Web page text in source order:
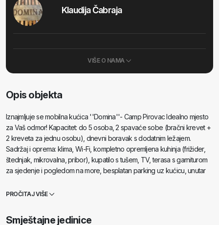
Klaudija Čabraja
VIŠE O NAMA
Opis objekta
Iznajmljuje se mobilna kućica ''Domina''- Camp Pirovac Idealno mjesto
za Vaš odmor! Kapacitet: do 5 osoba, 2 spavaće sobe (bračni krevet +
2 kreveta za jednu osobu), dnevni boravak s dodatnim ležajem.
Sadržaj i oprema: klima, Wi-Fi, kompletno opremljena kuhinja (frižider,
štednjak, mikrovalna, pribor), kupatilo s tušem, TV, terasa s garniturom
za sjedenje i pogledom na more, besplatan parking uz kućicu, unutar
PROČITAJ VIŠE
Smještajne jedinice